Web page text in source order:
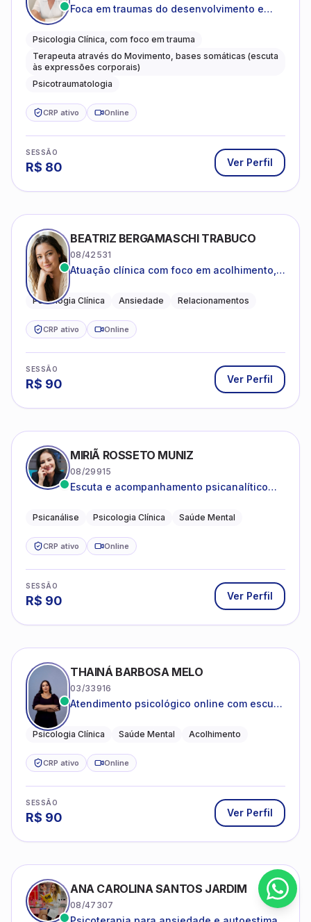
Foca em traumas do desenvolvimento e
Psicologia Clínica, com foco em trauma
Terapeuta através do Movimento, bases somáticas (escuta
às expressões corporais)
Psicotraumatologia
CRP ativo Online
SESSÃO
R$ 80 Ver Perfil
BEATRIZ BERGAMASCHI TRABUCO
08/42531
Atuação clínica com foco em acolhimento,
Psicologia Clínica Ansiedade Relacionamentos
CRP ativo Online
SESSÃO
R$ 90 Ver Perfil
MIRIÃ ROSSETO MUNIZ
08/29915
Escuta e acompanhamento psicanalítico
Psicanálise Psicologia Clínica Saúde Mental
CRP ativo Online
SESSÃO
R$ 90 Ver Perfil
THAINÁ BARBOSA MELO
03/33916
Atendimento psicológico online com escuta
emocional
Psicologia Clínica Saúde Mental Acolhimento
CRP ativo Online
SESSÃO
R$ 90 Ver Perfil
ANA CAROLINA SANTOS JARDIM
08/47307